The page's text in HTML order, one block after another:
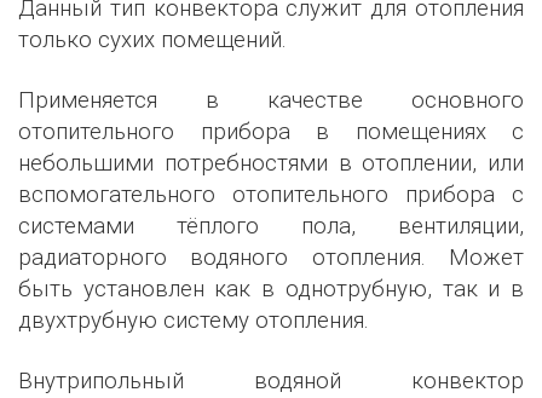
Данный тип конвектора служит для отопления
только сухих помещений.
Применяется в качестве основного
отопительного прибора в помещениях с
небольшими потребностями в отоплении, или
вспомогательного отопительного прибора с
системами тёплого пола, вентиляции,
радиаторного водяного отопления. Может
быть установлен как в однотрубную, так и в
двухтрубную систему отопления.
Внутрипольный водяной конвектор